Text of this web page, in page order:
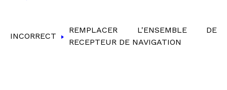
INCORRECT
REMPLACER L'ENSEMBLE DE
RECEPTEUR DE NAVIGATION